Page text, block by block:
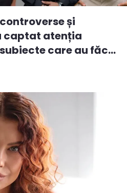
și
captat atenția
care au făc...